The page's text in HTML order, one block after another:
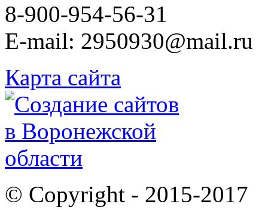
8-900-954-56-31
E-mail: 2950930@mail.ru
Карта сайта
© Copyright - 2015-2017